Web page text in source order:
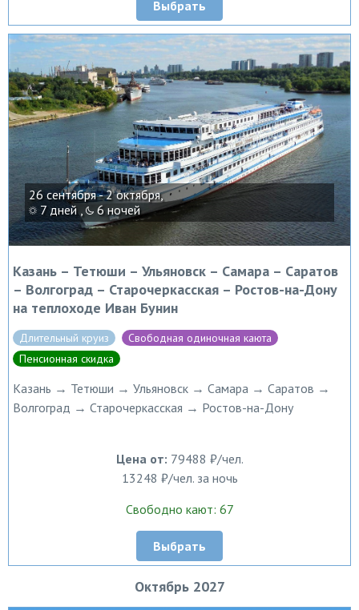
Выбрать
26 сентября - 2 октября,
7 дней ,
6 ночей
Казань – Тетюши – Ульяновск – Самара – Саратов
– Волгоград – Старочеркасская – Ростов-на-Дону
на теплоходе Иван Бунин
Длительный круиз
Свободная одиночная каюта
Пенсионная скидка
Казань → Тетюши → Ульяновск → Самара → Саратов →
Волгоград → Старочеркасская → Ростов-на-Дону
Цена от: 79488 ₽/чел.
13248 ₽/чел. за ночь
Свободно кают: 67
Выбрать
Октябрь 2027